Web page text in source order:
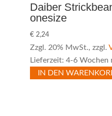
Daiber
onesize
€2,24
Zzgl. 20% MwSt., zzgl.
Lieferzeit: 4-6
IN DEN